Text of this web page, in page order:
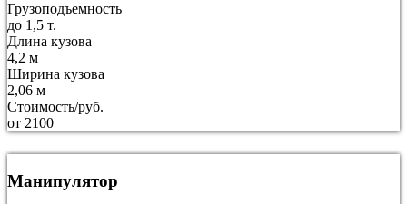
Грузоподъемность
до 1,5 т.
Длина кузова
4,2 м
Ширина кузова
2,06 м
Стоимость/руб.
от 2100
Манипулятор